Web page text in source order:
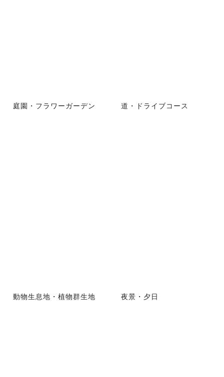
庭園・フラワーガーデン 道・ドライブコース
動物生息地・植物群生地 夜景・夕日